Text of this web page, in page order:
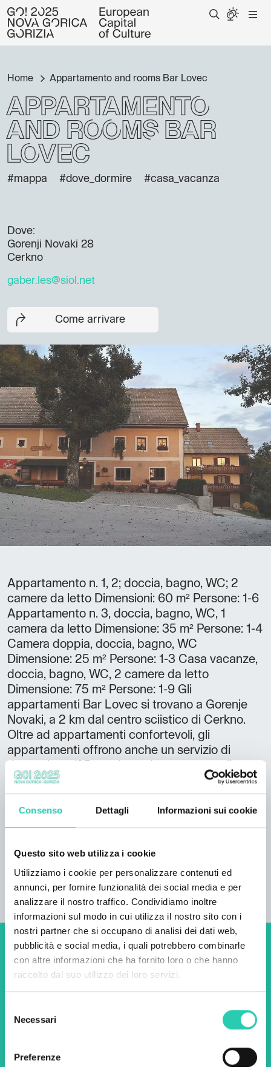
Consenso Dettagli Informazioni sui cookie
Questo sito web utilizza i cookie
Utilizziamo i cookie per personalizzare contenuti ed
annunci, per fornire funzionalità dei social media e per
analizzare il nostro traffico. Condividiamo inoltre
informazioni sul modo in cui utilizza il nostro sito con i
nostri partner che si occupano di analisi dei dati web,
pubblicità e social media, i quali potrebbero combinarle
con altre informazioni che ha fornito loro o che hanno
raccolto dal suo utilizzo dei loro servizi.
delNecessari
Preferenze
Home Appartamento and rooms Bar Lovec
Appartamento
and rooms Bar
Lovec
#mappa #dove_dormire #casa_vacanza
Dove:
Gorenji Novaki 28
Cerkno
gaber.les@siol.net
Come arrivare
Appartamento n. 1, 2; doccia, bagno, WC; 2
camere da letto Dimensioni: 60 m² Persone: 1-6
Appartamento n. 3, doccia, bagno, WC, 1
camera da letto Dimensione: 35 m² Persone: 1-4
Camera doppia, doccia, bagno, WC
Dimensione: 25 m² Persone: 1-3 Casa vacanze,
doccia, bagno, WC, 2 camere da letto
Dimensione: 75 m² Persone: 1-9 Gli
appartamenti Bar Lovec si trovano a Gorenje
Novaki, a 2 km dal centro sciistico di Cerkno.
Oltre ad appartamenti confortevoli, gli
appartamenti offrono anche un servizio di
stufa rustica). È inoltre possibile visitare il
museo dei piccoli attrezzi e accessori agricoli
(400 pezzi) con il “Novaki ski” LOGSMUČKA -
1920 (Novaki).
Non perderti i prossimi
eventi! Iscriviti alla
newsletter di GO! 2025 per
scoprire tutte le nostre